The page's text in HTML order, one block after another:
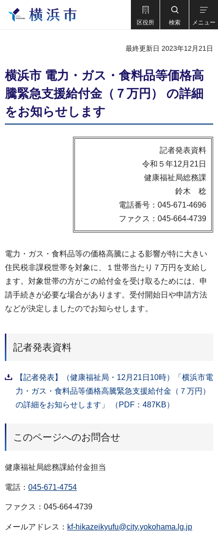
区役所 検索 メニュー
最終更新日 2023年12月21日
横浜市 電力・ガス・食料品等価格高
騰緊急支援給付金（７万円） の詳細
をお知らせします
記者発表資料
令和５年12月21日
健康福祉局総務課
鈴木 稔
電話番号：045-671-4696
ファクス：045-664-4739
電力・ガス・食料品等の価格高騰による影響が特に大きい
住民税非課税世帯を対象に、１世帯当たり７万円を支給し
ます。対象世帯の方がこの給付金を受け取るためには、申
請手続きが必要な場合があります。受付開始日や申請方法
などが決定しましたのでお知らせします。
記者発表資料
【記者発表】（健康福祉局・12月21日10時）「横浜市電
力・ガス・食料品等価格高騰緊急支援給付金（７万円）
の詳細をお知らせします」 （PDF：487KB）
このページへのお問合せ
健康福祉局総務課給付金担当
電話： 045-671-4754
ファクス：045-664-4739
メールアドレス： kf-hikazeikyufu@city.yokohama.lg.jp